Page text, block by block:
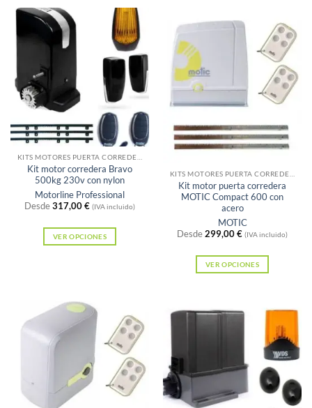
Las
opciones
pueden
elegir
la
página
producto
Kit motor corredera Bravo
500kg 230v con nylon
Motorline Professional
Desde317,00€ (IVA incluido)
VER OPCIONES
múltiples
variantes.
opciones
se
pueden
Kit motor puerta corredera
MOTIC Compact 600 con
acero
MOTIC
Desde299,00€ (IVA incluido)
VER OPCIONES
tiene
variantes.
Las
opciones
se